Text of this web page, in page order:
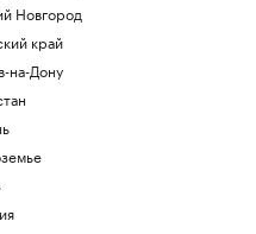
Новгород
край
на-Дону